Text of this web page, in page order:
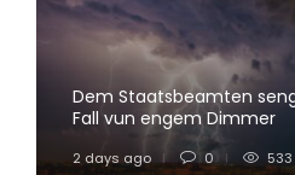
Dem Staatsbeamten
Fall vun engem Dimmer
2 days ago 0 533